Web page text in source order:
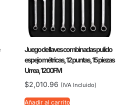
Juego de llaves combinadas pulido
espejo métricas, 12 puntas, 15 piezas
Urrea, 1200FM
$2,010.96 (IVA Incluido)
Añadir al carrito